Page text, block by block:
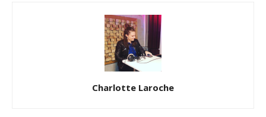
Charlotte Laroche